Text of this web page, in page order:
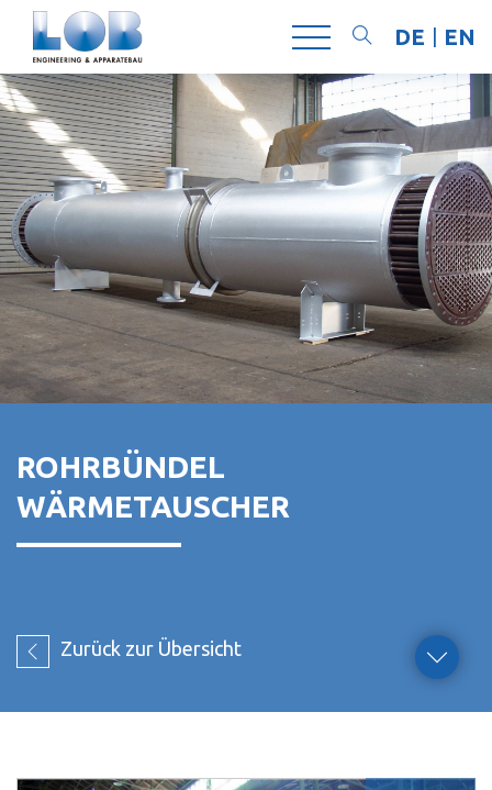
DE EN
Suchen
ROHRBÜNDEL
WÄRMETAUSCHER
Zurück zur Übersicht